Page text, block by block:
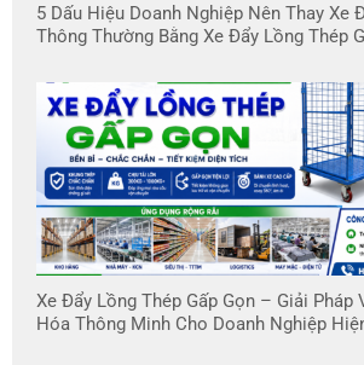
5 Dấu Hiệu Doanh Nghiệp Nên Thay Xe
Thông Thường Bằng Xe Đẩy Lồng Thép
Xe Đẩy Lồng Thép Gấp Gọn – Giải Pháp
Hóa Thông Minh Cho Doanh Nghiệp